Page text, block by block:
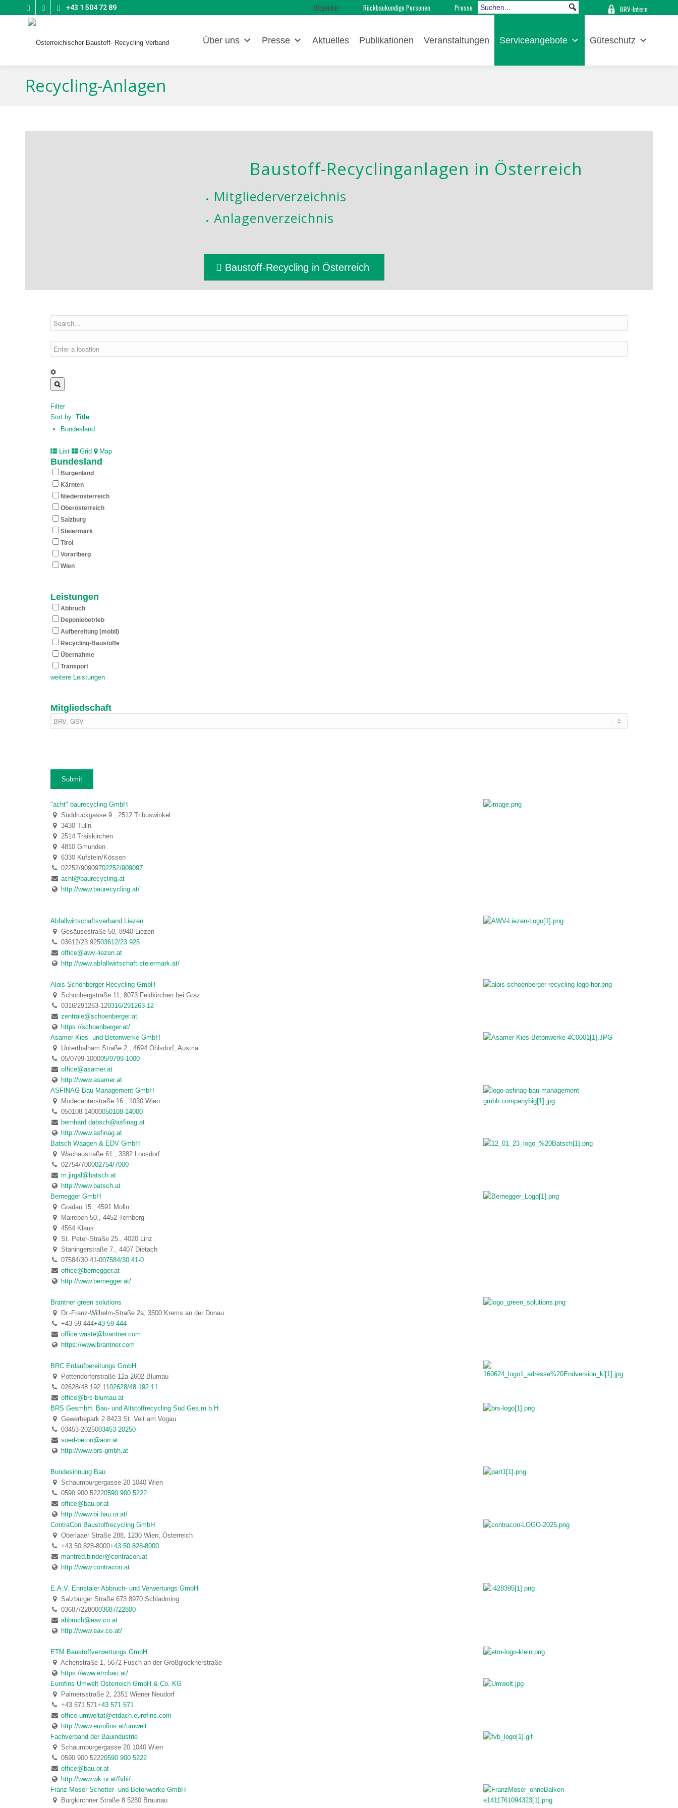
Mitglieder Rückbaukundige Personen Presse BRV-Intern
+43 1 504 72 89
Über uns Presse Aktuelles Publikationen Veranstaltungen Serviceangebote Güteschutz
Recycling-Anlagen
Baustoff-Recyclinganlagen in Österreich
Mitgliederverzeichnis
Anlagenverzeichnis
Baustoff-Recycling in Österreich
Filter
Sort by: Title
Bundesland
List Grid Map
Bundesland
Burgenland
Kärnten
Nieder­österreich
Ober­österreich
Salzburg
Steiermark
Tirol
Vorarlberg
Wien
Leistungen
Abbruch
Deponiebetrieb
Aufbereitung (mobil)
Recycling-Baustoffe
Übernahme
Transport
weitere Leistungen
Mitgliedschaft
"acht" baurecycling GmbH
Süddruckgasse 9., 2512 Tribuswinkel
3430 Tulln
2514 Traiskirchen
4810 Gmunden
6330 Kufstein/Kössen
02252/90909702252/909097
acht@baurecycling.at
http://www.baurecycling.at/
Abfallwirtschaftsverband Liezen
Gesäusestraße 50, 8940 Liezen
03612/23 92503612/23 925
office@awv-liezen.at
http://www.abfallwirtschaft.steiermark.at/
Alois Schönberger Recycling GmbH
Schönbergstraße 11, 8073 Feldkirchen bei Graz
0316/291263-120316/291263-12
zentrale@schoenberger.at
https://schoenberger.at/
Asamer Kies- und Betonwerke GmbH
Unterthalham Straße 2., 4694 Ohlsdorf, Austria
05/0799-100005/0799-1000
office@asamer.at
http://www.asamer.at
ASFINAG Bau Management GmbH
Modecenterstraße 16., 1030 Wien
050108-14000050108-14000
bernhard.dabsch@asfinag.at
http://www.asfinag.at
Batsch Waagen & EDV GmbH
Wachaustraße 61., 3382 Loosdorf
02754/700002754/7000
m.jirgal@batsch.at
http://www.batsch.at
Bernegger GmbH
Gradau 15., 4591 Molln
Maireben 50., 4452 Ternberg
4564 Klaus
St. Peter-Straße 25., 4020 Linz
Staningerstraße 7., 4407 Dietach
07584/30 41-007584/30 41-0
office@bernegger.at
http://www.bernegger.at/
Brantner green solutions
Dr.-Franz-Wilhelm-Straße 2a, 3500 Krems an der Donau
+43 59 444+43 59 444
office.waste@brantner.com
https://www.brantner.com
BRC Erdaufbereitungs GmbH
Pottendorferstraße 12a 2602 Blumau
02628/48 192 1102628/48 192 11
office@brc-blumau.at
BRS GesmbH. Bau- und Altstoffrecycling Süd Ges.m.b.H.
Gewerbepark 2 8423 St. Veit am Vogau
03453-2025003453-20250
sued-beton@aon.at
http://www.brs-gmbh.at
Bundesinnung Bau
Schaumburgergasse 20 1040 Wien
0590 900 52220590 900 5222
office@bau.or.at
http://www.bi.bau.or.at/
ContraCon Baustoffrecycling GmbH
Oberlaaer Straße 288, 1230 Wien, Österreich
+43 50 828-8000+43 50 828-8000
manfred.binder@contracon.at
http://www.contracon.at
E.A.V. Ennstaler Abbruch- und Verwertungs GmbH
Salzburger Straße 673 8970 Schladming
03687/2280003687/22800
abbruch@eav.co.at
http://www.eav.co.at/
ETM Baustoffverwertungs GmbH
Achenstraße 1, 5672 Fusch an der Großglocknerstraße
https://www.etmbau.at/
Eurofins Umwelt Österreich GmbH & Co. KG
Palmersstraße 2, 2351 Wiener Neudorf
+43 571 571+43 571 571
office.umweltat@etdach.eurofins.com
http://www.eurofins.at/umwelt
Fachverband der Bauindustrie
Schaumburgergasse 20 1040 Wien
0590 900 52220590 900 5222
office@bau.or.at
http://www.wk.or.at/fvbi/
Franz Moser Schotter- und Betonwerke GmbH
Burgkirchner Straße 8 5280 Braunau